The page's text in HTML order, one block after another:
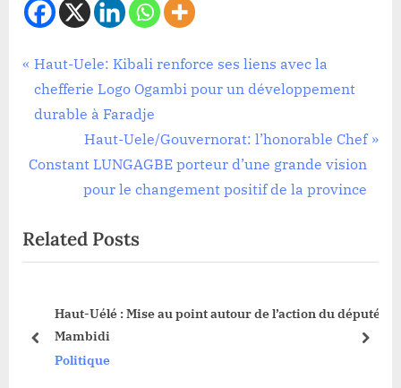
Politique
Navigation
de
l’article
P
r
e
i
s
P
t
Haut-Uele: Kibali renforce ses liens avec la
chefferie Logo Ogambi pour un développement
durable à Faradje
N
e
x
P
o
t
:
Haut-Uele/Gouvernorat: l’honorable Chef
Constant LUNGAGBE porteur d’une grande vision
pour le changement positif de la province
Related Posts
Haut-Uélé : Mise au point autour de l’action du député
Mambidi
Politique
prev next